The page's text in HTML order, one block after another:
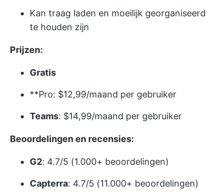
Kan traag laden en moeilijk georganiseerd
te houden zijn
Prijzen:
Gratis
**Pro: $12,99/maand per gebruiker
Teams: $14,99/maand per gebruiker
Beoordelingen en recensies:
G2: 4.7/5 (1.000+ beoordelingen)
Capterra: 4.7/5 (11.000+ beoordelingen)